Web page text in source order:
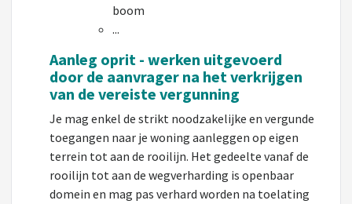
boom
...
Aanleg oprit - werken uitgevoerd
door de aanvrager na het verkrijgen
van de vereiste vergunning
Je mag enkel de strikt noodzakelijke en vergunde
toegangen naar je woning aanleggen op eigen
terrein tot aan de rooilijn. Het gedeelte vanaf de
rooilijn tot aan de wegverharding is openbaar
domein en mag pas verhard worden na toelating